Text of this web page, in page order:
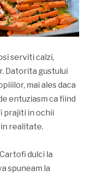
serviti calzi,
Datorita gustului
mai ales daca
entuziasm ca fiind
prajiti in ochii
realitate.
dulci la
spuneam la